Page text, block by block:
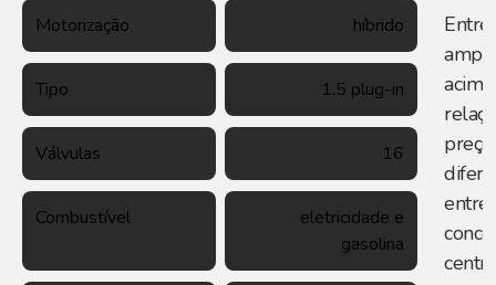
Motorização híbrido
Tipo 1.5 plug-in
Válvulas 16
Combustível
eletricidade e
gasolina
Entre
entre